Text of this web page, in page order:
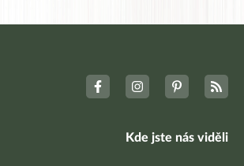
Kde jste nás viděli